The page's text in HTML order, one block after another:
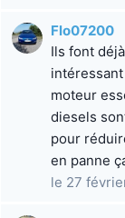
Flo07200
Ils font
moteur
diesels
pour
en panne
le 27